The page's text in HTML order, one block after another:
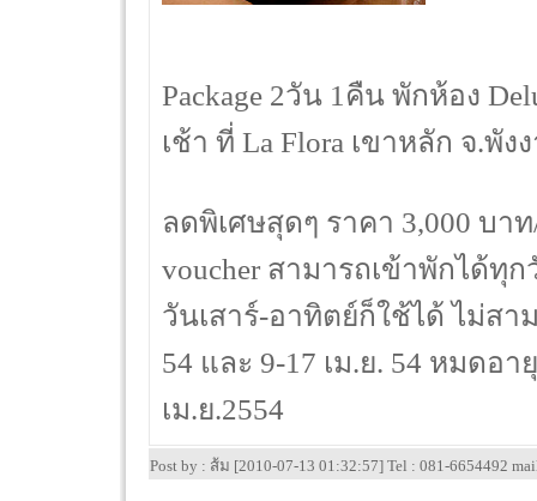
Package 2วัน 1คืน พักห้อง
เช้า ที่ La Flora เขาหลัก จ.พัง
ลดพิเศษสุดๆ ราคา 3,000 บา
voucher สามารถเข้าพักได้ทุก
วันเสาร์-อาทิตย์ก็ใช้ได้ ไม่สา
54 และ 9-17 เม.ย. 54 หมดอา
เม.ย.2554
Post by : ส้ม [2010-07-13 01:32:57] Tel : 081-6654492